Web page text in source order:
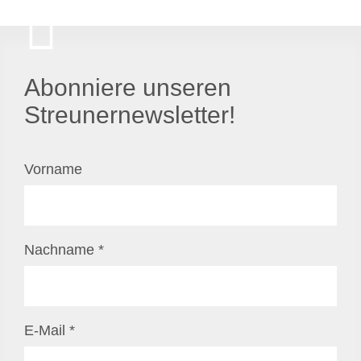
Abonniere unseren
Streunernewsletter!
Vorname
Nachname *
E-Mail *